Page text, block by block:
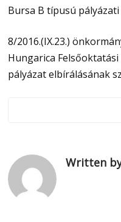
Bursa B típusú
8/2016.(IX.23.)
Hungarica
pályázat elbírálásának
Written